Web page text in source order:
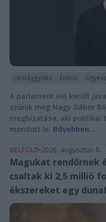
Országgyűlés Fidesz
A parlament elé került
szűnik meg Nagy Gábor
megbízatása, aki politikai
mondott le. Bővebben...
BELFÖLD 2026. augusztus 6.
Magukat rendőrnek
csaltak ki 2,5 millió
ékszereket egy